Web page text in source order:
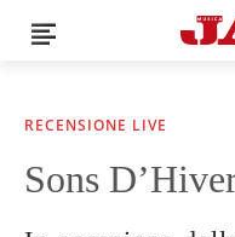
News
RECENSIONE LIVE
Sons